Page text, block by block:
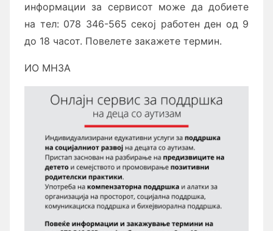
информации за сервисот може да добиете
на тел: 078 346-565 секој работен ден од 9
до 18 часот. Повелете закажете термин.
ИО МНЗА